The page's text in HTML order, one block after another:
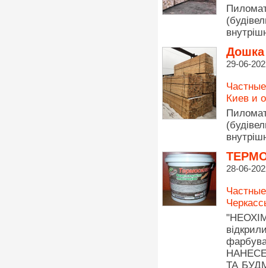
Дошка
29-06-
Киев и
28-06-
ТА